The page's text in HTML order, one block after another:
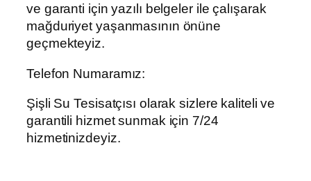
ve garanti için yazılı belgeler ile çalışarak
mağduriyet yaşanmasının önüne
geçmekteyiz.
Telefon Numaramız:
Şişli Su Tesisatçısı olarak sizlere kaliteli ve
garantili hizmet sunmak için 7/24
hizmetinizdeyiz.